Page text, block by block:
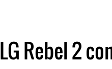
LG Rebel 2